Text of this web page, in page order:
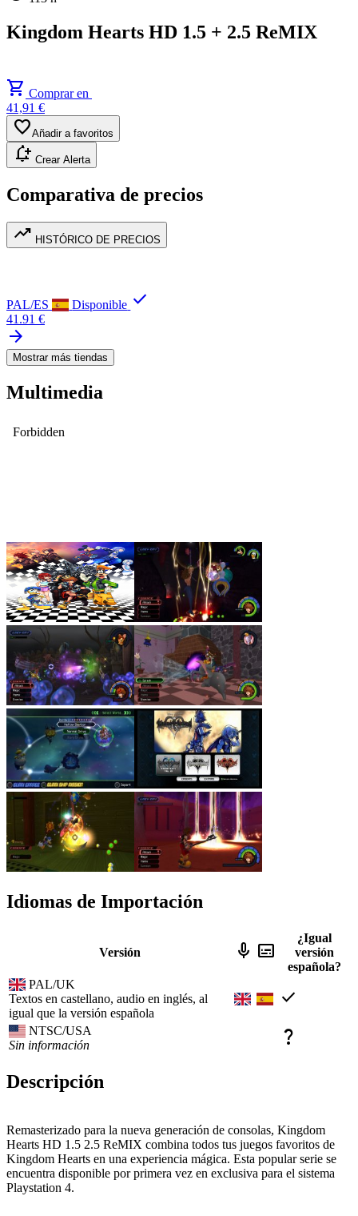
Kingdom Hearts HD 1.5 + 2.5 ReMIX
shopping_cart Comprar en
41,91 €
favoriteAñadir a favoritos
notification_add Crear Alerta
Comparativa de precios
trending_up HISTÓRICO DE PRECIOS
PAL/ES Disponible check
41.91 €
arrow_forward
Mostrar más tiendas
Multimedia
Idiomas de Importación
Versión mic subtitles
¿Igual
versión
española?
PAL/UK
Textos en castellano, audio en inglés, al
igual que la versión española
check
NTSC/USA
Sin información
question_mark
Descripción
Remasterizado para la nueva generación de consolas, Kingdom
Hearts HD 1.5 2.5 ReMIX combina todos tus juegos favoritos de
Kingdom Hearts en una experiencia mágica. Esta popular serie se
encuentra disponible por primera vez en exclusiva para el sistema
Playstation 4.